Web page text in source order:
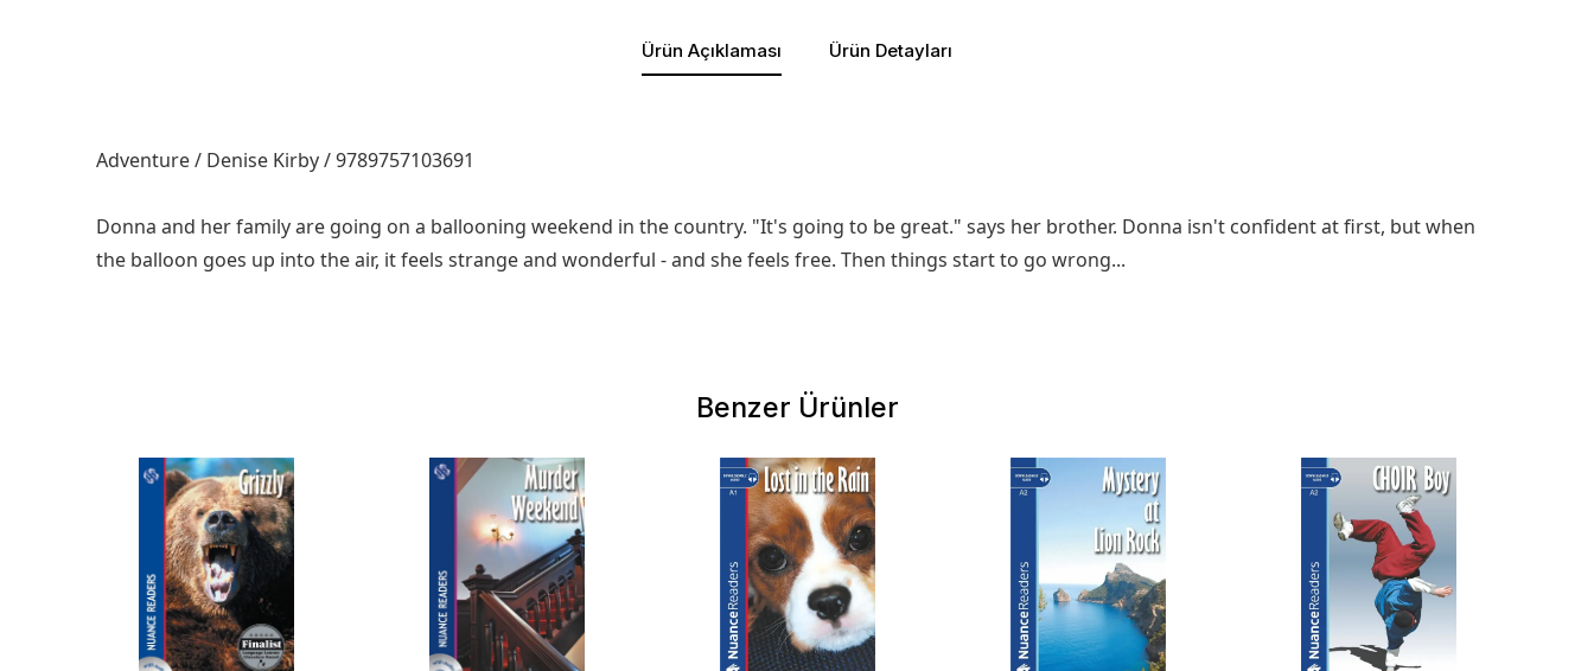
Ürün Açıklaması Ürün Detayları
Adventure / Denise Kirby / 9789757103691
Donna and her family are going on a ballooning weekend in the country. "It's going to be great." says her brother. Donna isn't confident at first, but when
the balloon goes up into the air, it feels strange and wonderful - and she feels free. Then things start to go wrong...
Benzer Ürünler